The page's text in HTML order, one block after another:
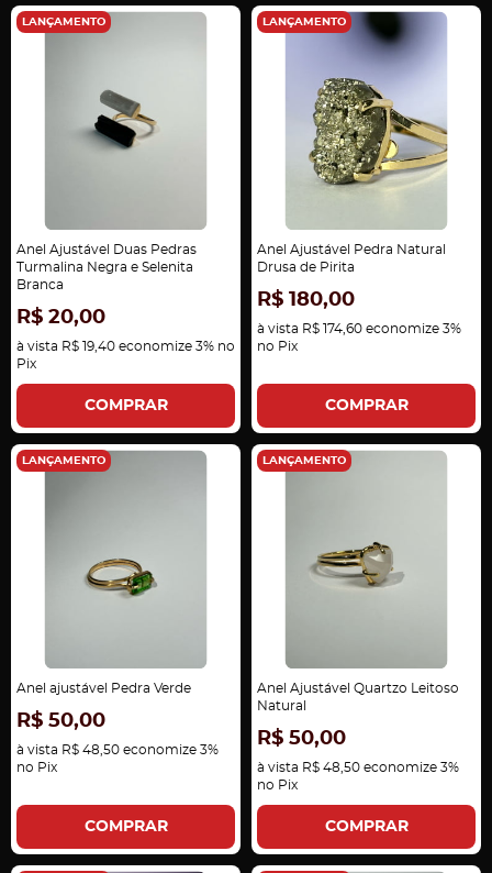
LANÇAMENTO
Anel Ajustável Duas Pedras
Turmalina Negra e Selenita
Branca
R$ 20,00
à vista R$ 19,40 economize 3% no
Pix
COMPRAR
LANÇAMENTO
Anel Ajustável Pedra Natural
Drusa de Pirita
R$ 180,00
à vista R$ 174,60 economize 3%
no Pix
COMPRAR
LANÇAMENTO
Anel ajustável Pedra Verde
R$ 50,00
à vista R$ 48,50 economize 3%
no Pix
COMPRAR
LANÇAMENTO
Anel Ajustável Quartzo Leitoso
Natural
R$ 50,00
à vista R$ 48,50 economize 3%
no Pix
COMPRAR